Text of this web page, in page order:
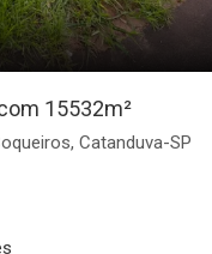
15532m²
Catanduva-SP